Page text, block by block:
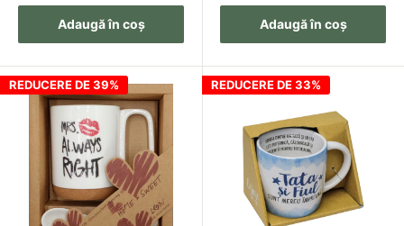
Adaugă în coș Adaugă în coș
REDUCERE DE 39% REDUCERE DE 33%